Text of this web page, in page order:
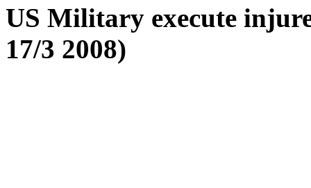
US Military execute
17/3 2008)